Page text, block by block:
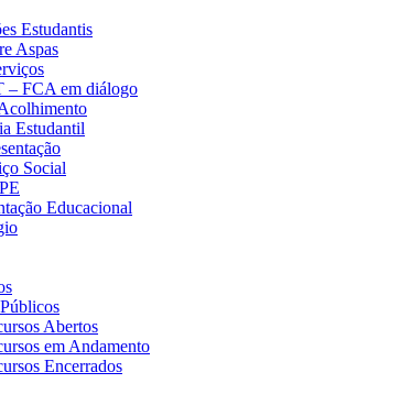
Estudantis
Aspas
– FCA em diálogo
Estudantil
Social
Educacional
Abertos
em Andamento
Encerrados